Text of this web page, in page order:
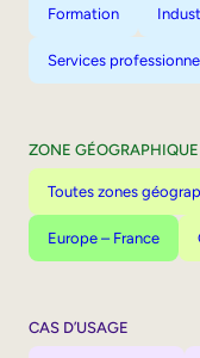
Formation
Services
ZONE GÉOGRAPHIQUE
Toutes zones
Europe – France
CAS D’USAGE